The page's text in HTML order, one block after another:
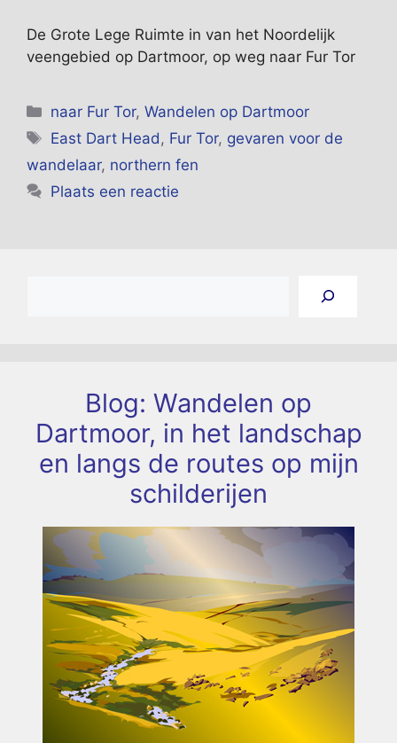
De Grote Lege Ruimte in van het Noordelijk
veengebied op Dartmoor, op weg naar Fur Tor
Categorieën
naar Fur Tor,Wandelen op Dartmoor
Tags
East Dart Head , Fur Tor, gevaren voor de
wandelaar, northern fen
Plaats een reactie
Blog: Wandelen op
Dartmoor, in het landschap
en langs de routes op mijn
schilderijen